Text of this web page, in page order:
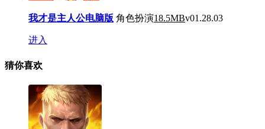
我才是主人公电脑版 角色扮演18.5MBv01.28.03
进入
猜你喜欢